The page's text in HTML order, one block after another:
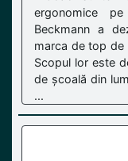
ergonomice
Beckmann a
marca de top de
Scopul lor este
de școală din
...